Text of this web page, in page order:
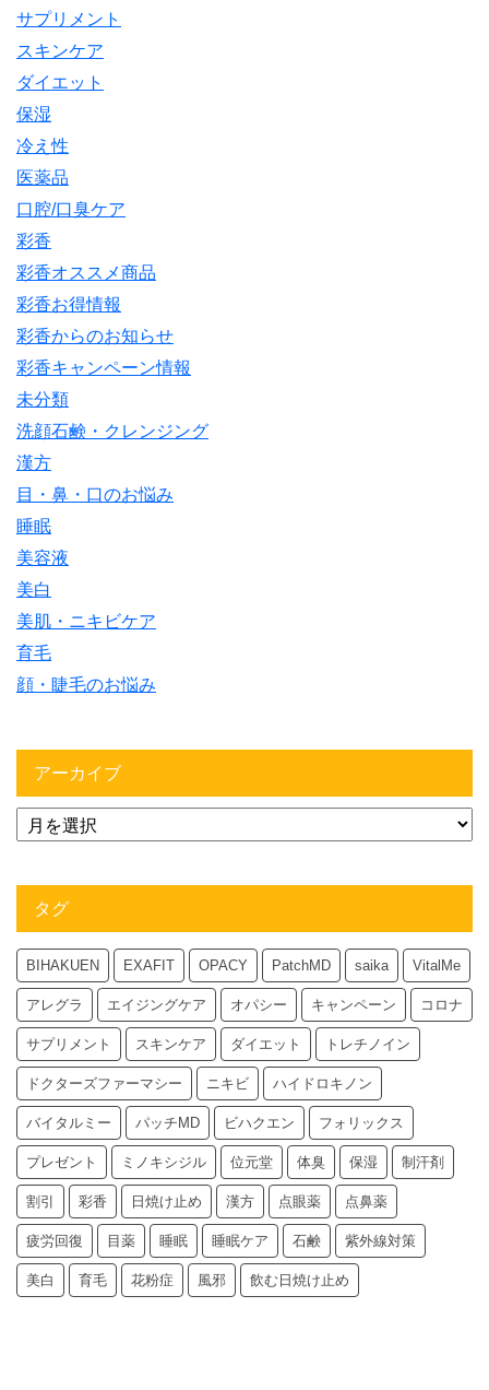
サプリメント
スキンケア
ダイエット
保湿
冷え性
医薬品
口腔/口臭ケア
彩香
彩香オススメ商品
彩香お得情報
彩香からのお知らせ
彩香キャンペーン情報
未分類
洗顔石鹸・クレンジング
漢方
目・鼻・口のお悩み
睡眠
美容液
美白
美肌・ニキビケア
育毛
顔・睫毛のお悩み
アーカイブ
タグ
BIHAKUEN EXAFIT OPACY PatchMD saika VitalMe
アレグラ エイジングケア オパシー キャンペーン コロナ
サプリメント スキンケア ダイエット トレチノイン
ドクターズファーマシー ニキビ ハイドロキノン
バイタルミー パッチMD ビハクエン フォリックス
プレゼント ミノキシジル 位元堂 体臭 保湿 制汗剤
割引 彩香 日焼け止め 漢方 点眼薬 点鼻薬
疲労回復 目薬 睡眠 睡眠ケア 石鹸 紫外線対策
美白 育毛 花粉症 風邪 飲む日焼け止め